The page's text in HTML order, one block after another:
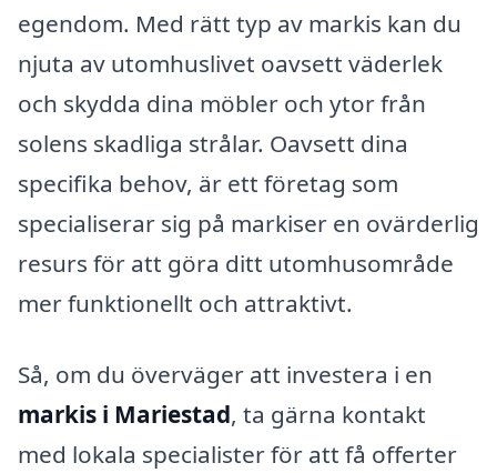
egendom. Med rätt typ av markis kan du
njuta av utomhuslivet oavsett väderlek
och skydda dina möbler och ytor från
solens skadliga strålar. Oavsett dina
specifika behov, är ett företag som
specialiserar sig på markiser en ovärderlig
resurs för att göra ditt utomhusområde
mer funktionellt och attraktivt.
Så, om du överväger att investera i en
markis i Mariestad, ta gärna kontakt
med lokala specialister för att få offerter